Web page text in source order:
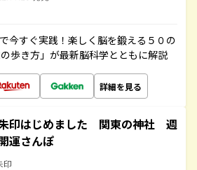
今すぐ実践！楽しく脳を鍛える５０の
歩き方」が最新脳科学とともに解説
詳細を見る
印はじめました 関東の神社 週
運さんぽ
印